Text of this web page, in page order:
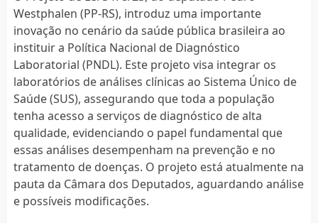
Westphalen (PP-RS), introduz uma importante
inovação no cenário da saúde pública brasileira ao
instituir a Política Nacional de Diagnóstico
Laboratorial (PNDL). Este projeto visa integrar os
laboratórios de análises clínicas ao Sistema Único de
Saúde (SUS), assegurando que toda a população
tenha acesso a serviços de diagnóstico de alta
qualidade, evidenciando o papel fundamental que
essas análises desempenham na prevenção e no
tratamento de doenças. O projeto está atualmente na
pauta da Câmara dos Deputados, aguardando análise
e possíveis modificações.